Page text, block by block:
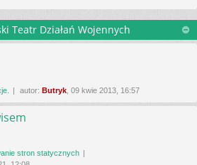
Teatr Działań Wojennych
autor: Butryk , 09 kwie 2013, 16:57
stron statycznych